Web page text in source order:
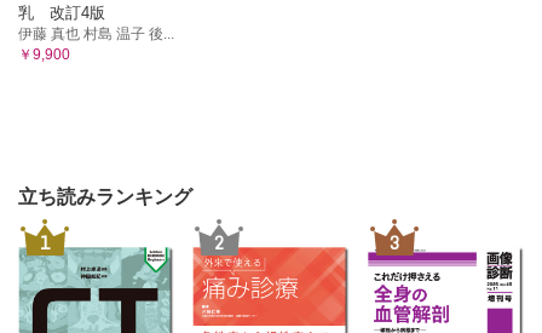
乳 改訂4版
伊藤 真也 村島 温子 後...
￥9,900
立ち読みランキング
1 2 3